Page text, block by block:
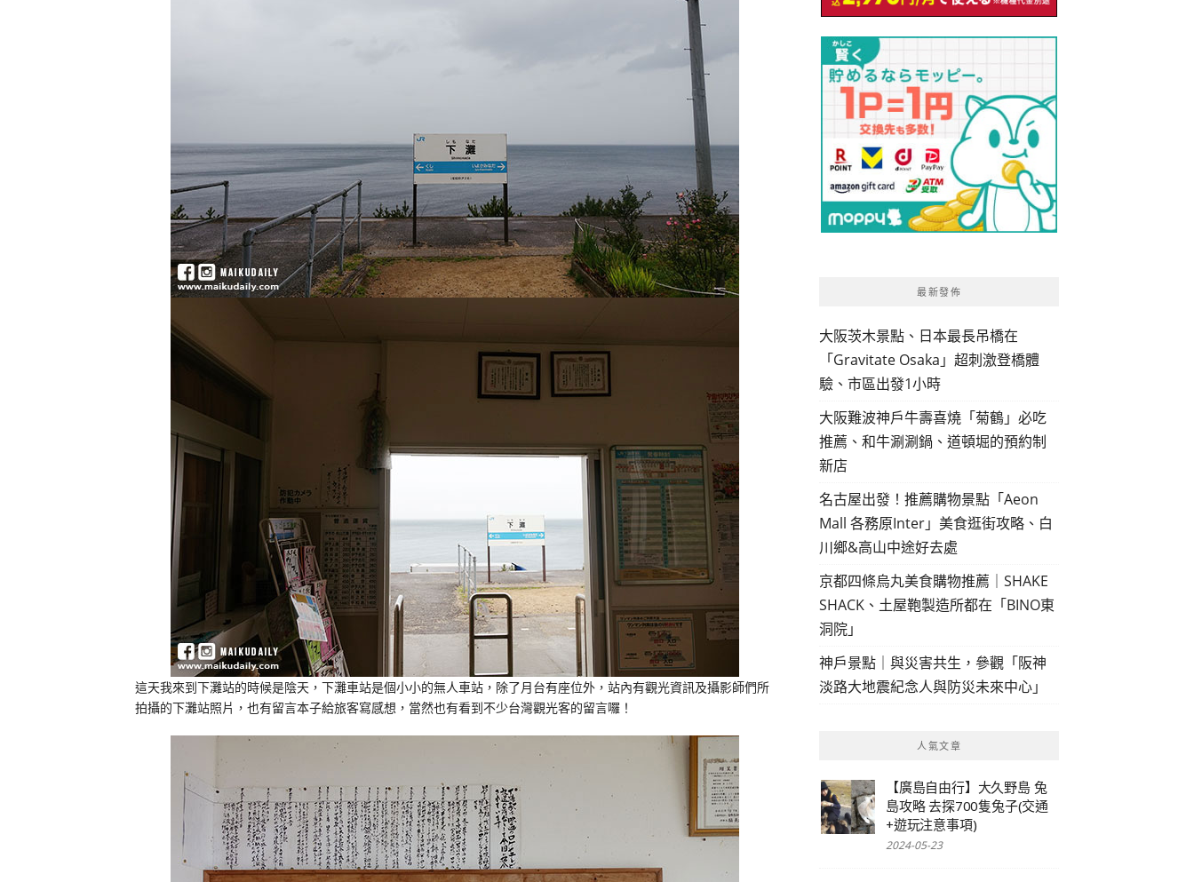
這天我來到下灘站的時候是陰天，下灘車站是個小小的無人車站，除了月台有座位外，站內有觀光資訊及攝影師們所
拍攝的下灘站照片，也有留言本子給旅客寫感想，當然也有看到不少台灣觀光客的留言囉！
最新發佈
大阪茨木景點、日本最長吊橋在
「Gravitate Osaka」超刺激登橋體
驗、市區出發1小時
大阪難波神戶牛壽喜燒「菊鶴」必吃
推薦、和牛涮涮鍋、道頓堀的預約制
新店
名古屋出發！推薦購物景點「Aeon
Mall 各務原Inter」美食逛街攻略、白
川鄉&高山中途好去處
京都四條烏丸美食購物推薦｜SHAKE
SHACK、土屋鞄製造所都在「BINO東
洞院」
神戶景點｜與災害共生，參觀「阪神
淡路大地震紀念人與防災未來中心」
人氣文章
【廣島自由行】大久野島 兔
島攻略 去探700隻兔子(交通
+遊玩注意事項)
2024-05-23